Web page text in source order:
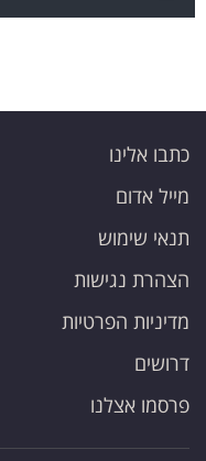
כתבו אלינו
מייל אדום
תנאי שימוש
הצהרת נגישות
מדיניות הפרטיות
דרושים
פרסמו אצלנו